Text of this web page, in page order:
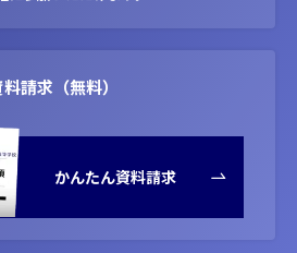
請求（無料）
かんたん資料請求